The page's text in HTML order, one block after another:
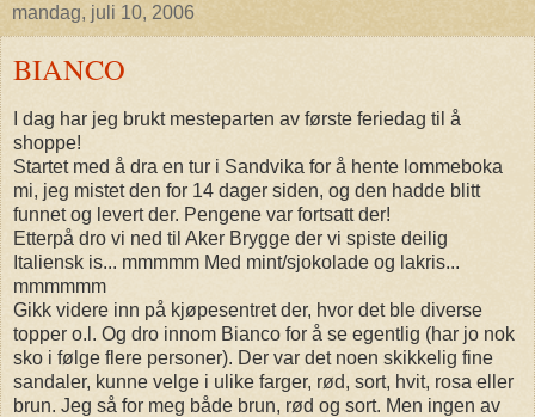
mandag, juli 10, 2006
BIANCO
I dag har jeg brukt mesteparten av første feriedag til å
shoppe!
Startet med å dra en tur i Sandvika for å hente lommeboka
mi, jeg mistet den for 14 dager siden, og den hadde blitt
funnet og levert der. Pengene var fortsatt der!
Etterpå dro vi ned til Aker Brygge der vi spiste deilig
Italiensk is... mmmmm Med mint/sjokolade og lakris...
mmmmmm
Gikk videre inn på kjøpesentret der, hvor det ble diverse
topper o.l. Og dro innom Bianco for å se egentlig (har jo nok
sko i følge flere personer). Der var det noen skikkelig fine
sandaler, kunne velge i ulike farger, rød, sort, hvit, rosa eller
brun. Jeg så for meg både brun, rød og sort. Men ingen av